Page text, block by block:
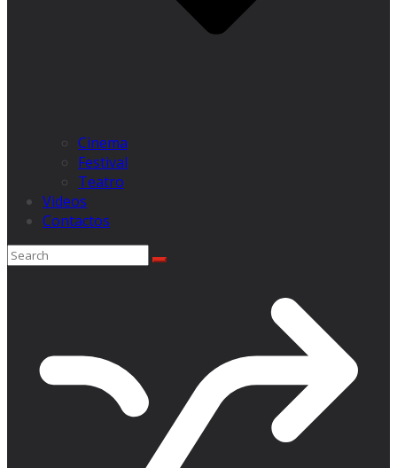
Cinema
Festival
Teatro
Videos
Contactos